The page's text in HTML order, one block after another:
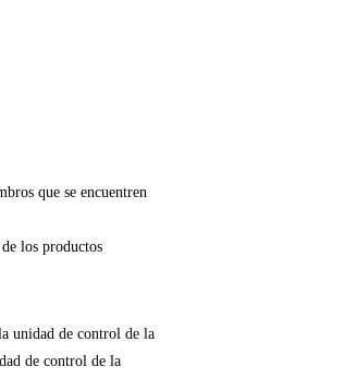
que se encuentren
los productos
unidad de control de la
de control de la